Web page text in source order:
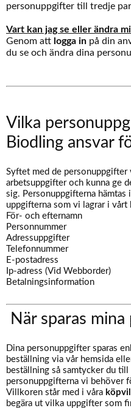
personuppgifter till tredje
Vart kan jag se eller ändra
Genom att logga in på din
du se och ändra dina
Vilka
Biodling ansvar
Syftet med de personuppgifter
arbetsuppgifter och kunna ge
sig. Personuppgifterna hämtas
uppgifterna som vi lagrar i vårt
För- och efternamn
Personnummer
Adressuppgifter
Telefonnummer
E-postadress
Ip-adress (Vid Webborder)
Betalningsinformation
När sparas
Dina personuppgifter sparas
beställning via vår hemsida
beställning så samtycker du
personuppgifterna vi behöver
Villkoren står med i våra
begära ut vilka uppgifter som